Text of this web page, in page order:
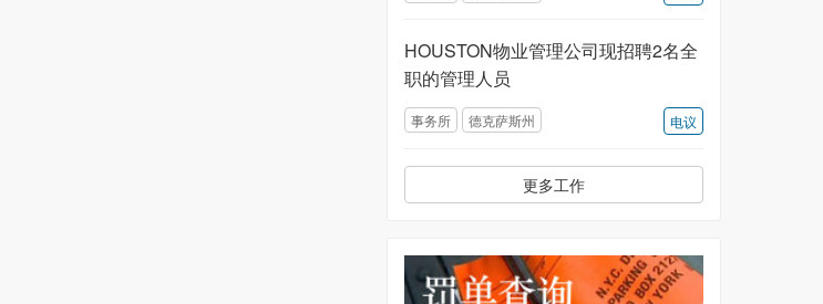
HOUSTON物业管理公司现招聘2名全
职的管理人员
电议
事务所 德克萨斯州
更多工作